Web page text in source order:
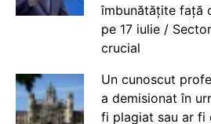
îmbunătățite față
pe 17 iulie /
crucial
Un cunoscut
a demisionat în
fi plagiat sau ar fi